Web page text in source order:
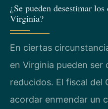
¿Se pueden desestimar
Virginia?
En ciertas
en Virginia pueden ser
reducidos. El fiscal del
acordar enmendar un